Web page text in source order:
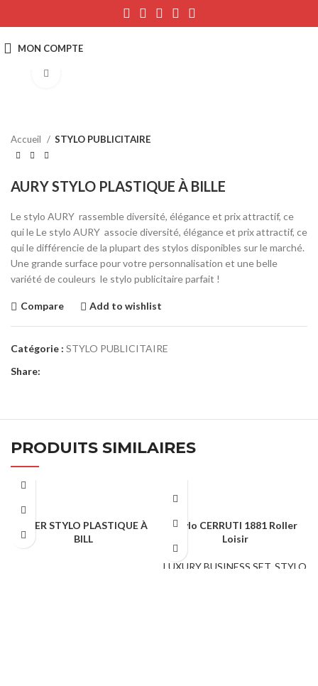
Accueil STYLO PUBLICITAIRE
AURY STYLO PLASTIQUE À BILLE
Le stylo AURY rassemble diversité, élégance et prix attractif, ce
qui le Le stylo AURY associe diversité, élégance et prix attractif, ce
qui le différencie de la plupart des stylos disponibles sur le marché.
Une grande surface pour votre personnalisation et une belle
variété de couleurs le stylo publicitaire parfait !
Compare Add to wishlist
Catégorie : STYLO PUBLICITAIRE
Share:
PRODUITS SIMILAIRES
VIPER STYLO PLASTIQUE À
BILL
Stylo CERRUTI 1881 Roller
Loisir
LUXURY BUSINESS SET STYLO